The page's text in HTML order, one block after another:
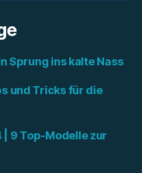
Sprung ins kalte Nass
und Tricks für die
9 Top-Modelle zur